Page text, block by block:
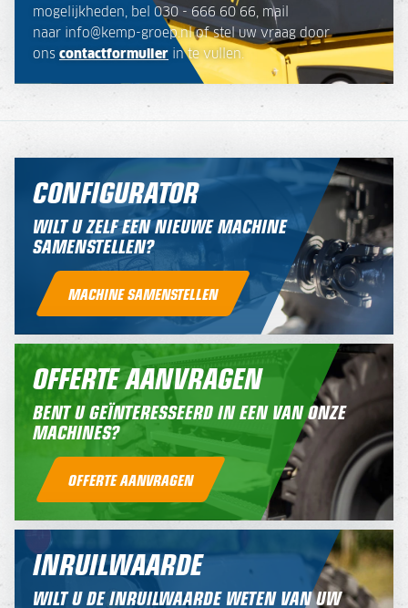
mogelijkheden, bel 030 - 666 60 66, mail
naar info@kemp-groep.nl of stel uw vraag door
ons contactformulier in te vullen.
CONFIGURATOR
WILT U ZELF EEN NIEUWE MACHINE
SAMENSTELLEN?
MACHINE SAMENSTELLEN
OFFERTE AANVRAGEN
BENT U GEÏNTERESSEERD IN EEN VAN ONZE
MACHINES?
OFFERTE AANVRAGEN
INRUILWAARDE
WILT U DE INRUILWAARDE WETEN VAN UW